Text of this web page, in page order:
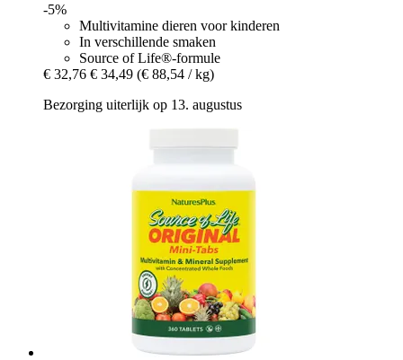
-5%
Multivitamine dieren voor kinderen
In verschillende smaken
Source of Life®-formule
€ 32,76 € 34,49 (€ 88,54 / kg)
Bezorging uiterlijk op 13. augustus